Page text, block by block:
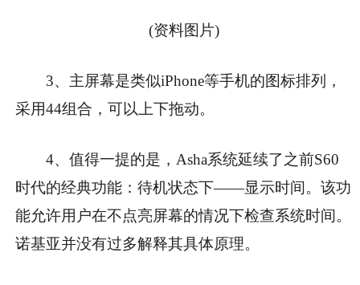
(资料图片)
3、主屏幕是类似iPhone等手机的图标排列，
采用44组合，可以上下拖动。
4、值得一提的是，Asha系统延续了之前S60
时代的经典功能：待机状态下——显示时间。该功
能允许用户在不点亮屏幕的情况下检查系统时间。
诺基亚并没有过多解释其具体原理。